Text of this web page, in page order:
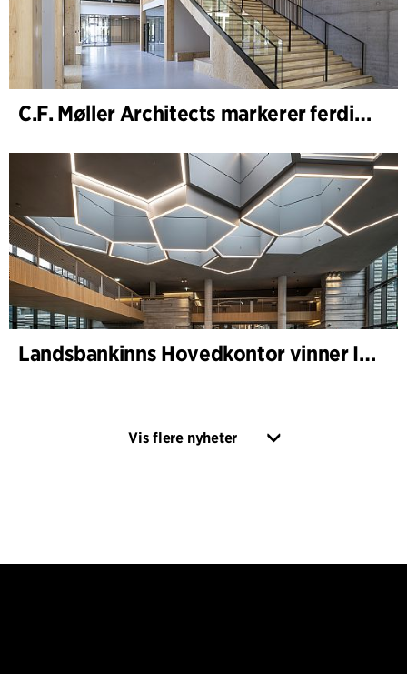
C.F. Møller Architects markerer ferdigstillelsen av WoodHub – Danmarks største kontorbygg i tre
Landsbankinns Hovedkontor vinner Islandske Betongpris
Vis flere nyheter